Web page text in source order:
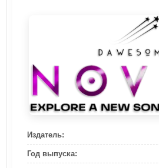
Издатель:
Год выпуска: